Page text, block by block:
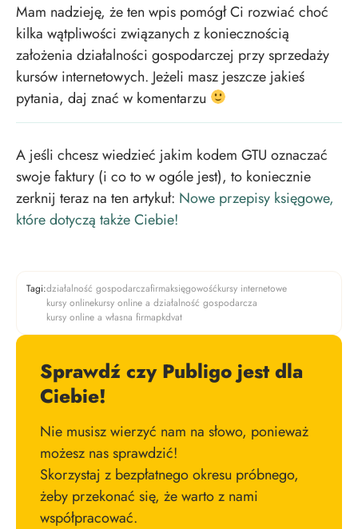
Mam nadzieję, że ten wpis pomógł Ci rozwiać choć
kilka wątpliwości związanych z koniecznością
założenia działalności gospodarczej przy sprzedaży
kursów internetowych. Jeżeli masz jeszcze jakieś
pytania, daj znać w komentarzu
A jeśli chcesz wiedzieć jakim kodem GTU oznaczać
swoje faktury (i co to w ogóle jest), to koniecznie
zerknij teraz na ten artykuł: Nowe przepisy księgowe,
które dotyczą także Ciebie!
Tagi:działalność gospodarczafirmaksięgowośćkursy internetowe
kursy onlinekursy online a działalność gospodarcza
kursy online a własna firmapkdvat
Sprawdź czy Publigo jest dla
Ciebie!
Nie musisz wierzyć nam na słowo, ponieważ
możesz nas sprawdzić!
Skorzystaj z bezpłatnego okresu próbnego,
żeby przekonać się, że warto z nami
współpracować.